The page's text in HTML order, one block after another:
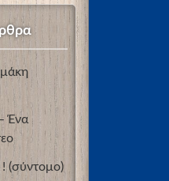
Ένα
! (σύντομο)